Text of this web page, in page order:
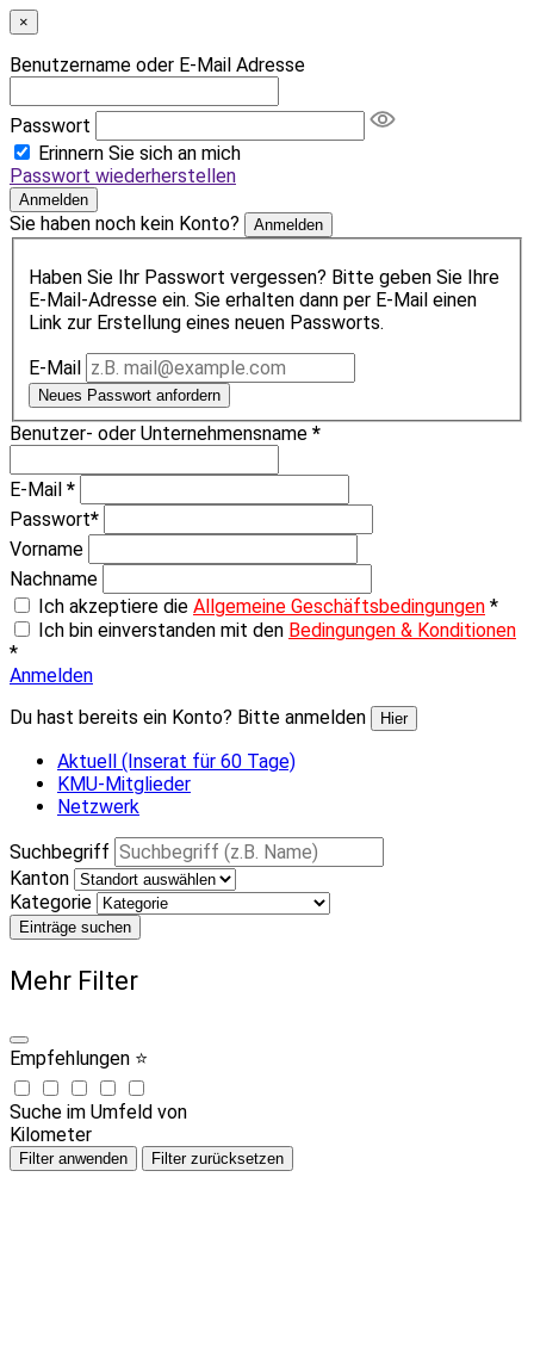
×
Benutzername oder E-Mail Adresse
Passwort
Erinnern Sie sich an mich
Passwort wiederherstellen
Anmelden
Sie haben noch kein Konto? Anmelden
Haben Sie Ihr Passwort vergessen? Bitte geben Sie Ihre
E-Mail-Adresse ein. Sie erhalten dann per E-Mail einen
Link zur Erstellung eines neuen Passworts.
E-Mail
Neues Passwort anfordern
Benutzer- oder Unternehmensname *
E-Mail *
Passwort*
Vorname
Nachname
Ich akzeptiere die Allgemeine Geschäftsbedingungen *
Ich bin einverstanden mit den Bedingungen & Konditionen
*
Anmelden
Du hast bereits ein Konto? Bitte anmelden
Hier
Aktuell (Inserat für 60 Tage)
KMU-Mitglieder
Netzwerk
Suchbegriff
Kanton
Kategorie
Einträge suchen
Mehr Filter
Empfehlungen ⭐
Suche im Umfeld von
Kilometer
Filter anwenden Filter zurücksetzen